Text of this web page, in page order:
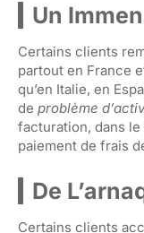
Un
Certains clients
partout en France
qu’en Italie, en
de problème
facturation, dans
paiement de frais
De
Certains clients